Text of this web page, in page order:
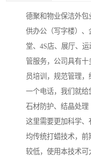
德聚和物业保洁外
供办公（写字楼）
堂、4S店、展厅、
管服务，公司具有
员培训，规范管理
一个电话，我们就
石材防护、结晶处理
这里需要更加科学
均传统打蜡技术，前
较低，使用本技术可